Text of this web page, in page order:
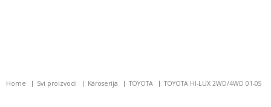
Home Svi proizvodi Karoserija TOYOTA TOYOTA HI-LUX 2WD/4WD 01-05